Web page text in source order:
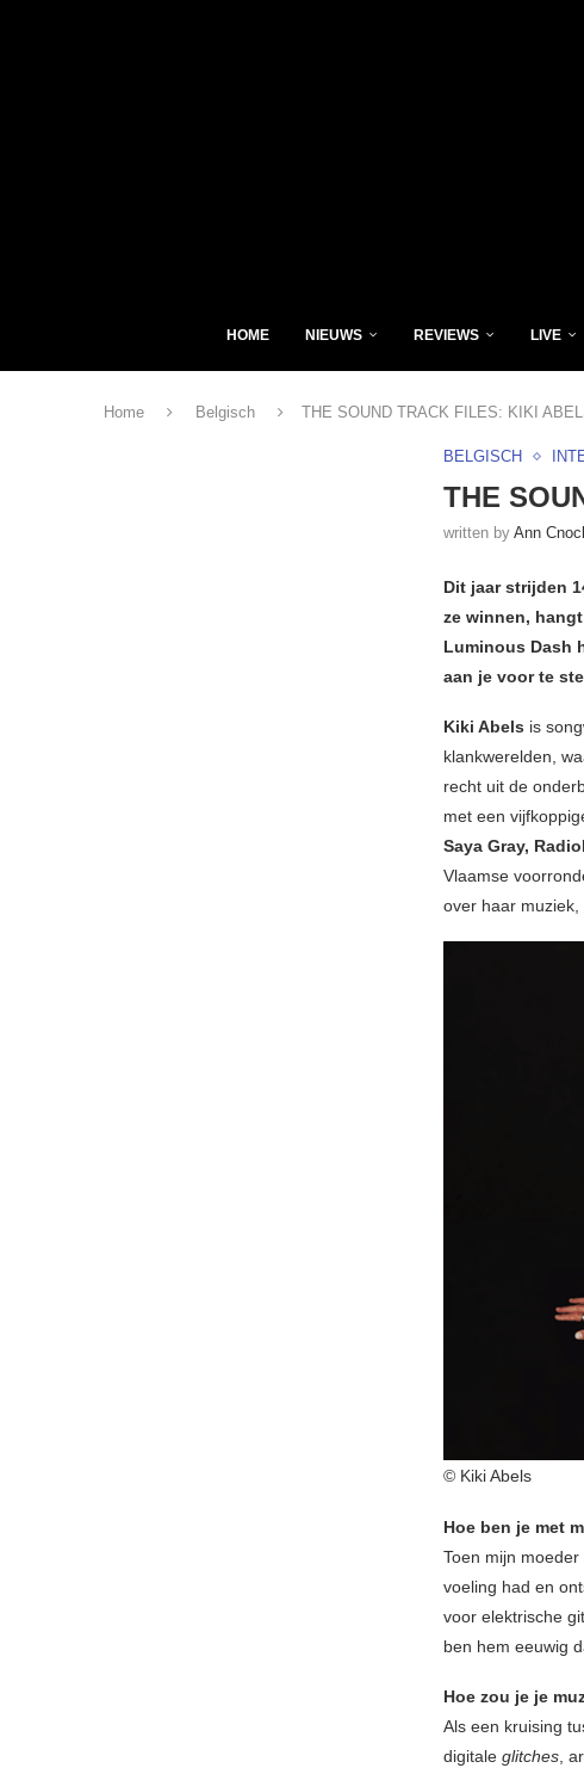
HOME NIEUWS REVIEWS LIVE
Home Belgisch THE SOUND TRACK FILES: KIKI
BELGISCH
THE
written by Ann
Dit jaar strijden
ze winnen,
Luminous Dash
aan je voor te
Kiki Abels is
klankwerelden,
recht uit de
met een
Saya Gray,
Vlaamse
over haar
© Kiki Abels
Hoe ben je met
Toen mijn
voeling had en
voor elektrische
ben hem eeuwig
Hoe zou je je
Als een kruising
digitale glitches,